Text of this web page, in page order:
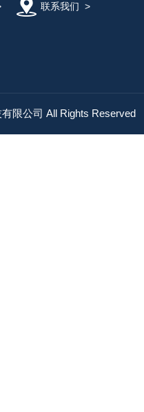
联系我们 >
限公司 All Rights Reserved